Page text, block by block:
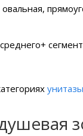
овальная,
унитазы